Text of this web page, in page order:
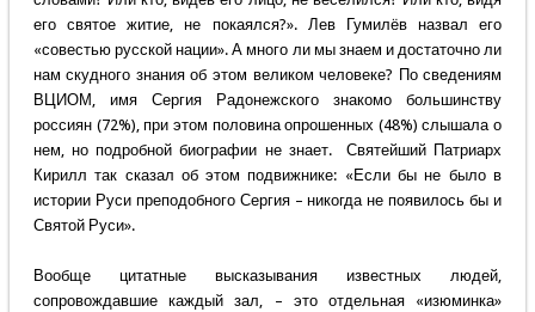
его святое житие, не покаялся?». Лев Гумилёв назвал его
«совестью русской нации». А много ли мы знаем и достаточно ли
нам скудного знания об этом великом человеке? По сведениям
ВЦИОМ, имя Сергия Радонежского знакомо большинству
россиян (72%), при этом половина опрошенных (48%) слышала о
нем, но подробной биографии не знает. Святейший Патриарх
Кирилл так сказал об этом подвижнике: «Если бы не было в
истории Руси преподобного Сергия – никогда не появилось бы и
Святой Руси».
Вообще цитатные высказывания известных людей,
сопровождавшие каждый зал, – это отдельная «изюминка»